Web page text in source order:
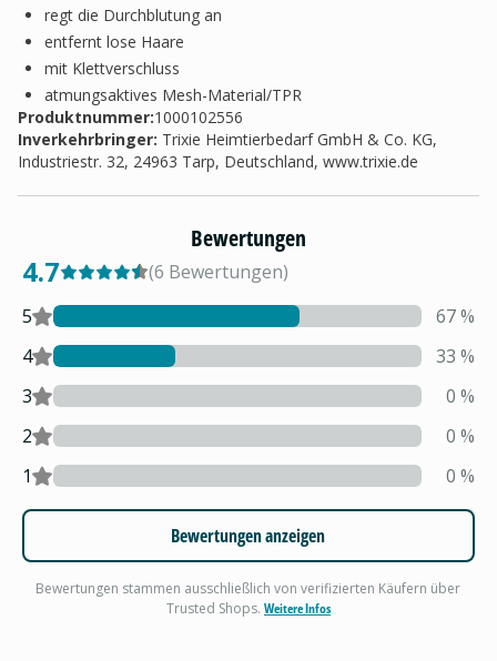
regt die Durchblutung an
entfernt lose Haare
mit Klettverschluss
atmungsaktives Mesh-Material/TPR
Produktnummer:1000102556
Inverkehrbringer: Trixie Heimtierbedarf GmbH & Co. KG,
Industriestr. 32, 24963 Tarp, Deutschland, www.trixie.de
Bewertungen
4.7 (6 Bewertungen)
5
67%
4
33 %
3
0 %
2
0 %
1
0 %
Bewertungen anzeigen
Bewertungen stammen ausschließlich von verifizierten Käufern über
Trusted Shops. Weitere Infos